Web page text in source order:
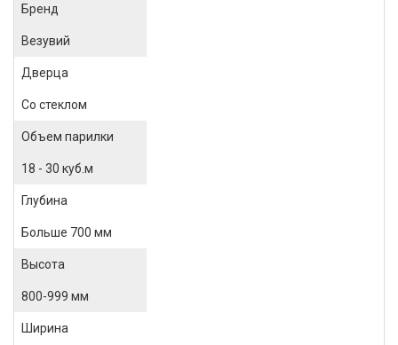
Бренд
Везувий
Дверца
Со стеклом
Объем парилки
18 - 30 куб.м
Глубина
Больше 700 мм
Высота
800-999 мм
Ширина